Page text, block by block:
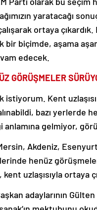
yaratacağı
ortaya
bir biçimde, aşama
edecek.
GÖRÜŞMELER
istiyorum. Kent
bazı yerlerde
anlamına gelmiyor,
Akdeniz,
henüz
uzlaşısıyla ortaya
adaylarının Gülten